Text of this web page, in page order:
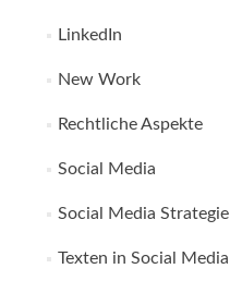
LinkedIn
New Work
Rechtliche Aspekte
Social Media
Social Media Strategie
Texten in Social Media